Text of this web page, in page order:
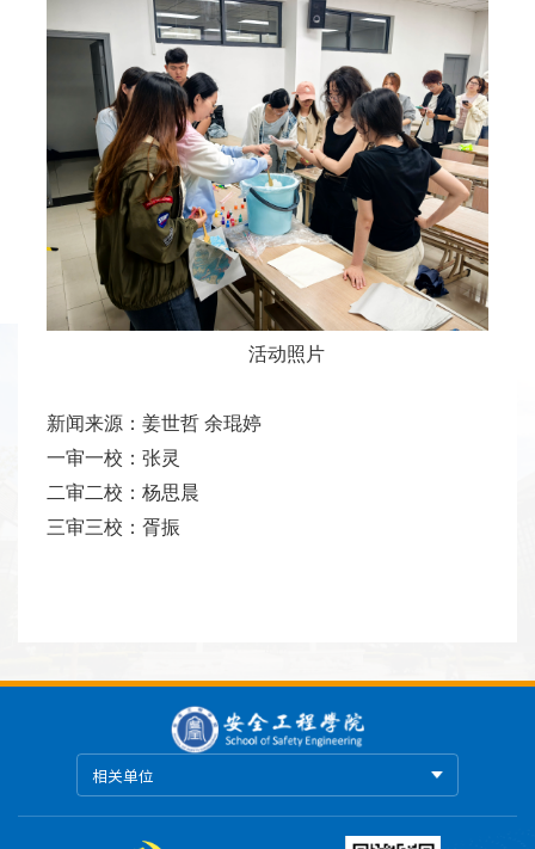
活动照片
新闻来源：姜世哲 余琨婷
一审一校：张灵
二审二校：杨思晨
三审三校：胥振
相关单位